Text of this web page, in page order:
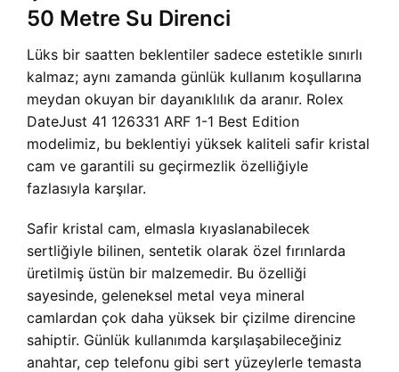
50 Metre Su Direnci
Lüks bir saatten beklentiler sadece estetikle sınırlı
kalmaz; aynı zamanda günlük kullanım koşullarına
meydan okuyan bir dayanıklılık da aranır. Rolex
DateJust 41 126331 ARF 1-1 Best Edition
modelimiz, bu beklentiyi yüksek kaliteli safir kristal
cam ve garantili su geçirmezlik özelliğiyle
fazlasıyla karşılar.
Safir kristal cam, elmasla kıyaslanabilecek
sertliğiyle bilinen, sentetik olarak özel fırınlarda
üretilmiş üstün bir malzemedir. Bu özelliği
sayesinde, geleneksel metal veya mineral
camlardan çok daha yüksek bir çizilme direncine
sahiptir. Günlük kullanımda karşılaşabileceğiniz
anahtar, cep telefonu gibi sert yüzeylerle temasta